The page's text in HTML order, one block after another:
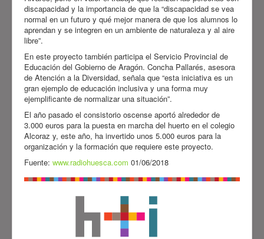
discapacidad y la importancia de que la “discapacidad se vea
normal en un futuro y qué mejor manera de que los alumnos lo
aprendan y se integren en un ambiente de naturaleza y al aire
libre”.
En este proyecto también participa el Servicio Provincial de
Educación del Gobierno de Aragón. Concha Pallarés, asesora
de Atención a la Diversidad, señala que “esta iniciativa es un
gran ejemplo de educación inclusiva y una forma muy
ejemplificante de normalizar una situación”.
El año pasado el consistorio oscense aportó alrededor de
3.000 euros para la puesta en marcha del huerto en el colegio
Alcoraz y, este año, ha invertido unos 5.000 euros para la
organización y la formación que requiere este proyecto.
Fuente: www.radiohuesca.com 01/06/2018